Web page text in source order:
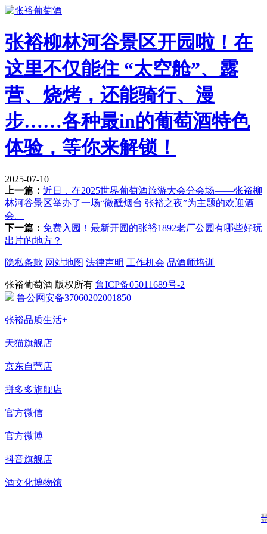
张裕柳林河谷景区开园啦！在
这里不仅能住 “太空舱”、露
营、烧烤，还能骑行、漫
步……各种最in的葡萄酒特色
体验，等你来解锁！
2025-07-10
上一篇： 近日，在2025世界葡萄酒旅游大会分会场——张裕柳
林河谷景区举办了一场“微醺烟台 张裕之夜”为主题的欢迎酒
会。
下一篇： 免费入园！最新开园的张裕1892老厂公园有哪些好玩
出片的地方？
隐私条款 网站地图 法律声明 工作机会 品酒师培训
张裕葡萄酒 版权所有 鲁ICP备05011689号-2
鲁公网安备37060202001850
张裕品质生活+
天猫旗舰店
京东自营店
拼多多旗舰店
官方微信
官方微博
抖音旗舰店
酒文化博物馆
返
首